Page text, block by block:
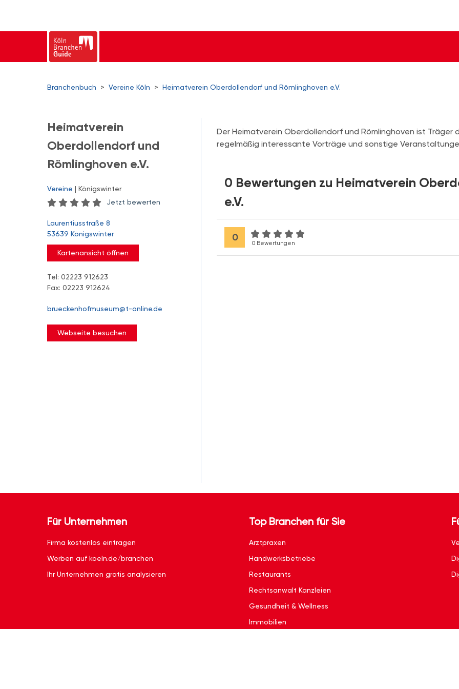
Branchenbuch > Vereine Köln > Heimatverein Oberdollendorf und Römlinghoven e.V.
Heimatverein
Oberdollendorf und
Römlinghoven e.V.
Vereine | Königswinter
Jetzt bewerten
Laurentiusstraße 8
53639 Königswinter
Kartenansicht öffnen
Tel: 02223 912623
Fax: 02223 912624
brueckenhofmuseum@t-online.de
Webseite besuchen
Der Heimatverein Oberdollendorf und Römlinghoven ist Träger
regelmäßig interessante Vorträge und sonstige
0 Bewertungen zu Heimatverein
e.V.
0
0 Bewertungen
Für Unternehmen
Firma kostenlos eintragen
Werben auf koeln.de/branchen
Ihr Unternehmen gratis analysieren
Top Branchen für Sie
Arztpraxen
Handwerksbetriebe
Restaurants
Rechtsanwalt Kanzleien
Gesundheit & Wellness
Immobilien